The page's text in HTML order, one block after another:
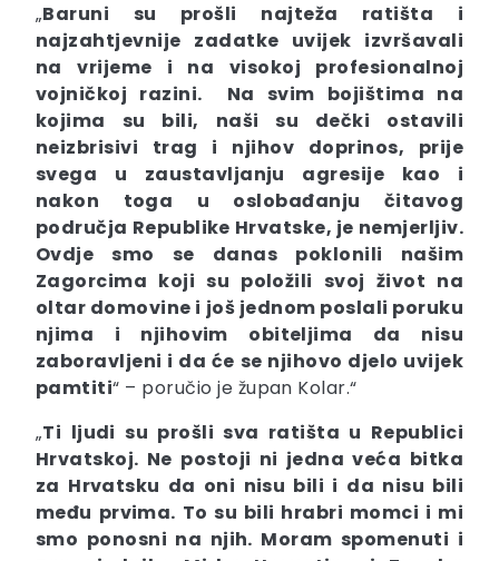
„Baruni su prošli najteža ratišta i
najzahtjevnije zadatke uvijek izvršavali
na vrijeme i na visokoj profesionalnoj
vojničkoj razini. Na svim bojištima na
kojima su bili, naši su dečki ostavili
neizbrisivi trag i njihov doprinos, prije
svega u zaustavljanju agresije kao i
nakon toga u oslobađanju čitavog
područja Republike Hrvatske, je nemjerljiv.
Ovdje smo se danas poklonili našim
Zagorcima koji su položili svoj život na
oltar domovine i još jednom poslali poruku
njima i njihovim obiteljima da nisu
zaboravljeni i da će se njihovo djelo uvijek
pamtiti“ – poručio je župan Kolar.“
„Ti ljudi su prošli sva ratišta u Republici
Hrvatskoj. Ne postoji ni jedna veća bitka
za Hrvatsku da oni nisu bili i da nisu bili
među prvima. To su bili hrabri momci i mi
smo ponosni na njih. Moram spomenuti i